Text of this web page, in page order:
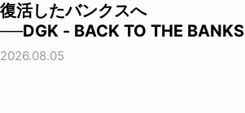
復活したバンクスへ
──DGK - BACK TO THE BANKS
2026.08.05